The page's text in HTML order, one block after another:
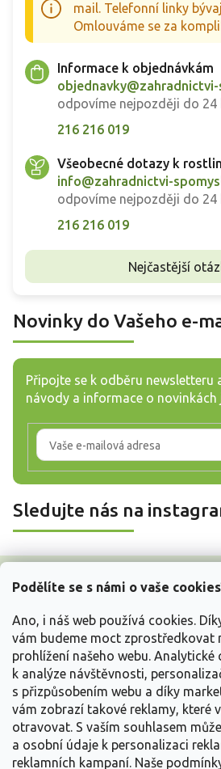
Podělíte se s námi o vaše
Ano, i náš web používá cookies.
vám budeme moct zprostředkovat
prohlížení našeho webu. Analytické
k analýze návštěvnosti,
s přizpůsobením webu a díky
vám zobrazí takové reklamy, které
otravovat. S vaším souhlasem
a osobní údaje k personalizaci
reklamních kampaní. Naše
mail. Telefonní linky
Omlouváme se za
Informace k objednávkám
odpovíme nejpozději do 24
216 216 019
Všeobecné dotazy k
info@zahradnictvi-
odpovíme nejpozději do 24
216 216 019
Nejčastější
Novinky do Vašeho e-
Připojte se k odběru newsletteru
návody a informace o novinkách
Sledujte nás na
Z
Vše o nákupu
Informace pro Vás
Kontakujte nás